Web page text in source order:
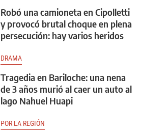
Robó una camioneta en Cipolletti
y provocó brutal choque en plena
persecución: hay varios heridos
DRAMA
Tragedia en Bariloche: una nena
de 3 años murió al caer un auto al
lago Nahuel Huapi
POR LA REGIÓN